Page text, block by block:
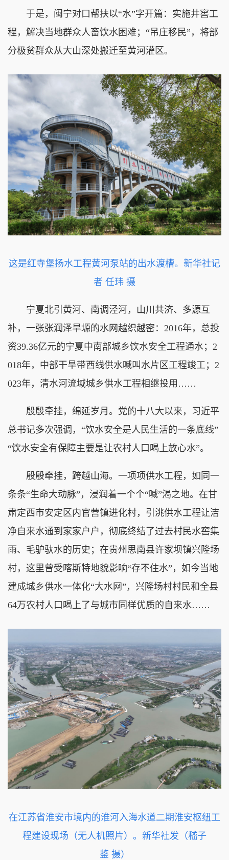
于是，闽宁对口帮扶以“水”字开篇：实施井窖工
程，解决当地群众人畜饮水困难；“吊庄移民”，将部
分极贫群众从大山深处搬迁至黄河灌区。
这是红寺堡扬水工程黄河泵站的出水渡槽。新华社记
者 任玮 摄
宁夏北引黄河、南调泾河，山川共济、多源互
补，一张张润泽旱塬的水网越织越密：2016年，总投
资39.36亿元的宁夏中南部城乡饮水安全工程通水；2
018年，中部干旱带西线供水喊叫水片区工程竣工；2
023年，清水河流域城乡供水工程相继投用……
殷殷牵挂，绵延岁月。党的十八大以来，习近平
总书记多次强调，“饮水安全是人民生活的一条底线”
“饮水安全有保障主要是让农村人口喝上放心水”。
殷殷牵挂，跨越山海。一项项供水工程，如同一
条条“生命大动脉”，浸润着一个个“喊”渴之地。在甘
肃定西市安定区内官营镇进化村，引洮供水工程让洁
净自来水通到家家户户，彻底终结了过去村民水窖集
雨、毛驴驮水的历史；在贵州思南县许家坝镇兴隆场
村，这里曾受喀斯特地貌影响“存不住水”，如今当地
建成城乡供水一体化“大水网”，兴隆场村村民和全县
64万农村人口喝上了与城市同样优质的自来水……
在江苏省淮安市境内的淮河入海水道二期淮安枢纽工
程建设现场（无人机照片）。新华社发（嵇子
鉴 摄）